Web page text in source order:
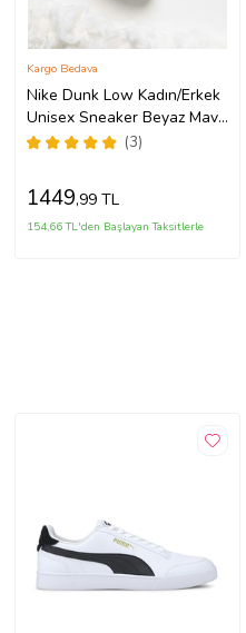
Nike Dunk Low Kadın/Erkek
Unisex Sneaker Beyaz Mavi
İkonik Model 10+ Renk (3)
Kargo Bedava
1449,99 TL
154,66 TL'den Başlayan Taksitlerle